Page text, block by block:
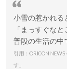
小雪の惹かれる
「まっすぐな
普段の生活の中
引用：ORICON NEWS
す」